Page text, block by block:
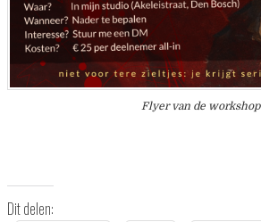
Flyer van de workshop
Dit delen: